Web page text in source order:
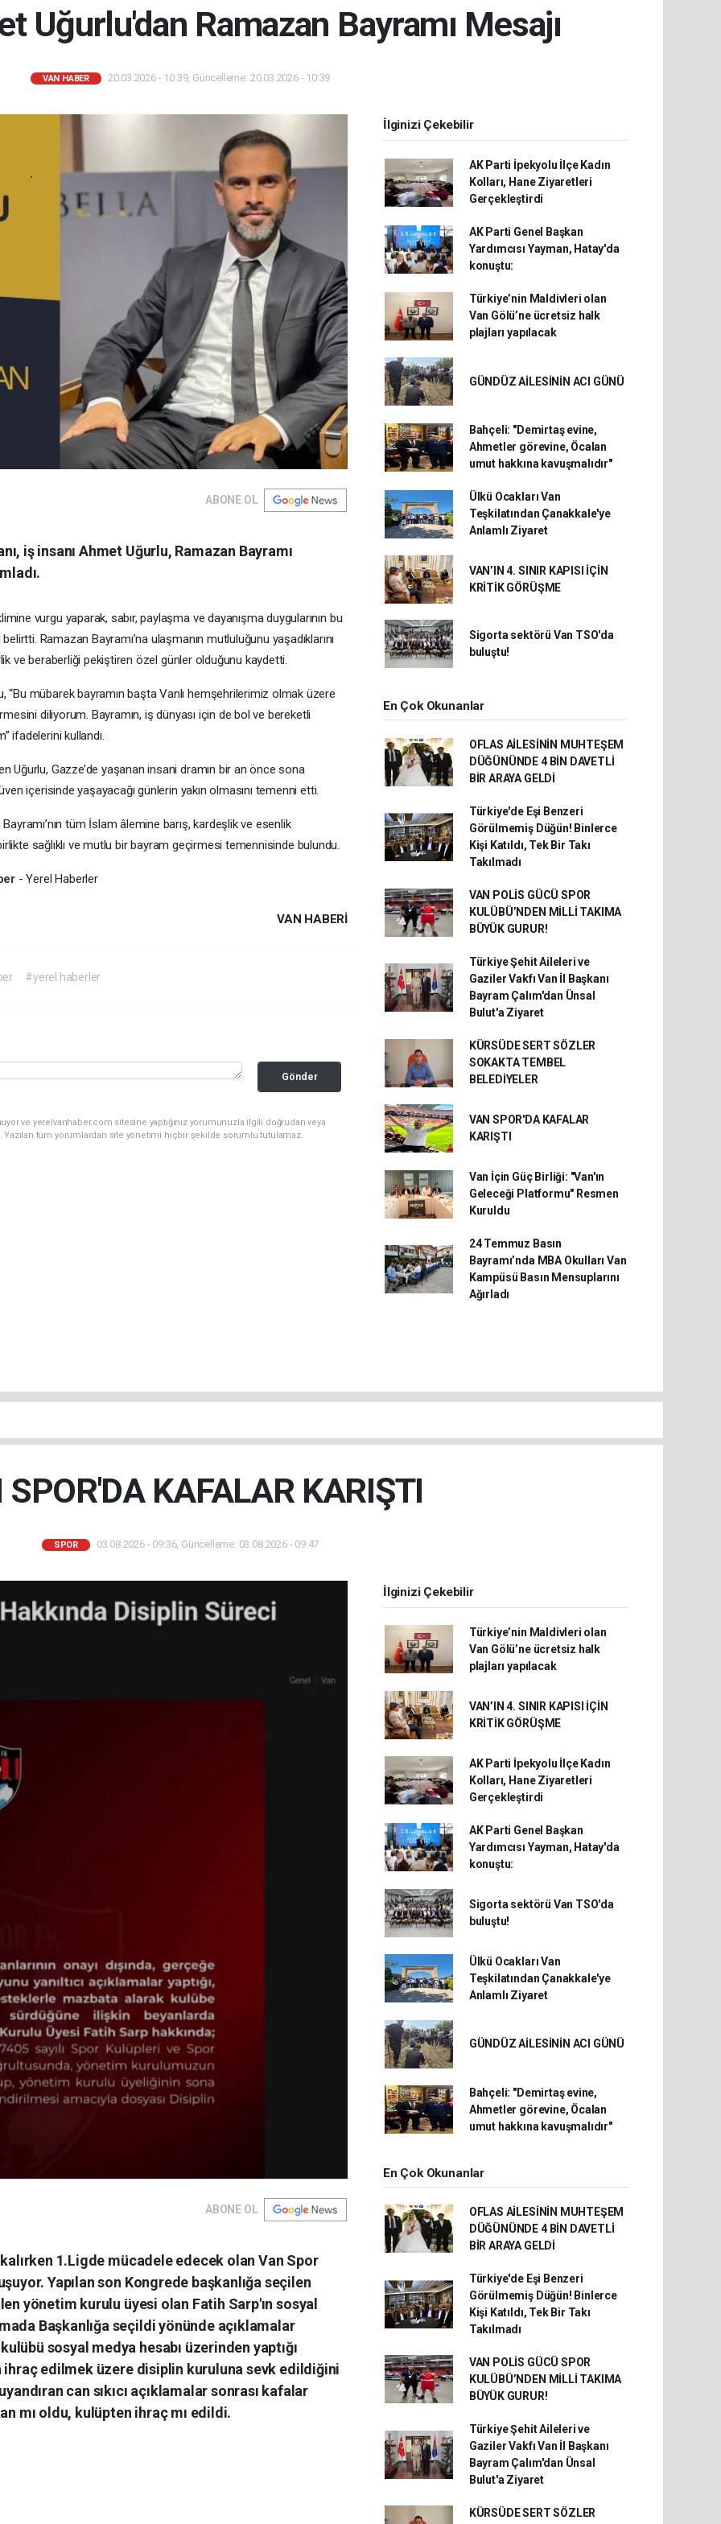
Uğurlu'dan Ramazan Bayramı Mesajı
VAN HABER 20.03.2026 - 10:39, Güncelleme: 20.03.2026 - 10:39
ABONE OL
iş insanı Ahmet Uğurlu, Ramazan Bayramı
vurgu yaparak, sabır, paylaşma ve dayanışma duygularının bu
Ramazan Bayramı’na ulaşmanın mutluluğunu yaşadıklarını
ve beraberliği pekiştiren özel günler olduğunu kaydetti.
“Bu mübarek bayramın başta Vanlı hemşehrilerimiz olmak üzere
diliyorum. Bayramın, iş dünyası için de bol ve bereketli
ifadelerini kullandı.
Uğurlu, Gazze’de yaşanan insani dramın bir an önce sona
içerisinde yaşayacağı günlerin yakın olmasını temenni etti.
tüm İslam âlemine barış, kardeşlik ve esenlik
sağlıklı ve mutlu bir bayram geçirmesi temennisinde bulundu.
- Yerel Haberler
VAN HABERİ
#yerel haberler
Gönder
ve yerelvanhaber.com sitesine yaptığınız yorumunuzla ilgili doğrudan veya
Yazılan tüm yorumlardan site yönetimi hiçbir şekilde sorumlu tutulamaz.
İlginizi Çekebilir
AK Parti İpekyolu İlçe Kadın
Kolları, Hane Ziyaretleri
Gerçekleştirdi
AK Parti Genel Başkan
Yardımcısı Yayman, Hatay'da
konuştu:
Türkiye’nin Maldivleri olan
Van Gölü’ne ücretsiz halk
plajları yapılacak
GÜNDÜZ AİLESİNİN ACI GÜNÜ
Bahçeli: "Demirtaş evine,
Ahmetler görevine, Öcalan
umut hakkına kavuşmalıdır"
Ülkü Ocakları Van
Teşkilatından Çanakkale'ye
Anlamlı Ziyaret
VAN’IN 4. SINIR KAPISI İÇİN
KRİTİK GÖRÜŞME
Sigorta sektörü Van TSO'da
buluştu!
En Çok Okunanlar
OFLAS AİLESİNİN MUHTEŞEM
DÜĞÜNÜNDE 4 BİN DAVETLİ
BİR ARAYA GELDİ
Türkiye'de Eşi Benzeri
Görülmemiş Düğün! Binlerce
Kişi Katıldı, Tek Bir Takı
Takılmadı
VAN POLİS GÜCÜ SPOR
KULÜBÜ’NDEN MİLLİ TAKIMA
BÜYÜK GURUR!
Türkiye Şehit Aileleri ve
Gaziler Vakfı Van İl Başkanı
Bayram Çalım'dan Ünsal
Bulut'a Ziyaret
KÜRSÜDE SERT SÖZLER
SOKAKTA TEMBEL
BELEDİYELER
VAN SPOR'DA KAFALAR
KARIŞTI
Van İçin Güç Birliği: "Van'ın
Geleceği Platformu" Resmen
Kuruldu
24 Temmuz Basın
Bayramı’nda MBA Okulları Van
Kampüsü Basın Mensuplarını
Ağırladı
SPOR'DA KAFALAR KARIŞTI
SPOR 03.08.2026 - 09:36, Güncelleme: 03.08.2026 - 09:47
ABONE OL
1.Ligde mücadele edecek olan Van Spor
Yapılan son Kongrede başkanlığa seçilen
yönetim kurulu üyesi olan Fatih Sarp'ın sosyal
Başkanlığa seçildi yönünde açıklamalar
sosyal medya hesabı üzerinden yaptığı
ihraç edilmek üzere disiplin kuruluna sevk edildiğini
can sıkıcı açıklamalar sonrası kafalar
mı oldu, kulüpten ihraç mı edildi.
İlginizi Çekebilir
Türkiye’nin Maldivleri olan
Van Gölü’ne ücretsiz halk
plajları yapılacak
VAN’IN 4. SINIR KAPISI İÇİN
KRİTİK GÖRÜŞME
AK Parti İpekyolu İlçe Kadın
Kolları, Hane Ziyaretleri
Gerçekleştirdi
AK Parti Genel Başkan
Yardımcısı Yayman, Hatay'da
konuştu:
Sigorta sektörü Van TSO'da
buluştu!
Ülkü Ocakları Van
Teşkilatından Çanakkale'ye
Anlamlı Ziyaret
GÜNDÜZ AİLESİNİN ACI GÜNÜ
Bahçeli: "Demirtaş evine,
Ahmetler görevine, Öcalan
umut hakkına kavuşmalıdır"
En Çok Okunanlar
OFLAS AİLESİNİN MUHTEŞEM
DÜĞÜNÜNDE 4 BİN DAVETLİ
BİR ARAYA GELDİ
Türkiye'de Eşi Benzeri
Görülmemiş Düğün! Binlerce
Kişi Katıldı, Tek Bir Takı
Takılmadı
VAN POLİS GÜCÜ SPOR
KULÜBÜ’NDEN MİLLİ TAKIMA
BÜYÜK GURUR!
Türkiye Şehit Aileleri ve
Gaziler Vakfı Van İl Başkanı
Bayram Çalım'dan Ünsal
Bulut'a Ziyaret
KÜRSÜDE SERT SÖZLER